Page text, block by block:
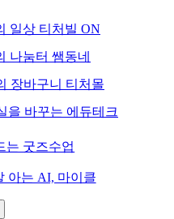
일상 티처빌 ON
나눔터 쌤동네
장바구니 티처몰
을 바꾸는 에듀테크
는 굿즈수업
아는 AI, 마이클